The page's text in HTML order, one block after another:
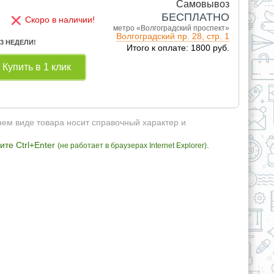
Самовывоз
БЕСПЛАТНО
метро «Волгоградский проспект»
Волгоградский пр. 28, стр. 1
Итого к оплате: 1800 руб.
× Скоро в наличии!
НЕДЕЛИ!
Купить в 1 клик
виде товара носит справочный характер и
Ctrl+Enter (не работает в браузерах Internet Explorer).